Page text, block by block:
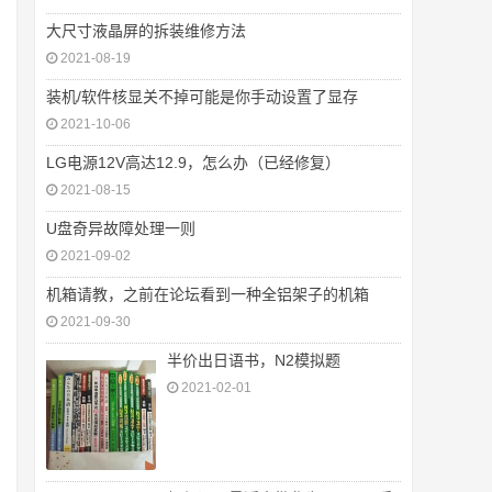
大尺寸液晶屏的拆装维修方法
2021-08-19
装机/软件核显关不掉可能是你手动设置了显存
2021-10-06
LG电源12V高达12.9，怎么办（已经修复）
2021-08-15
U盘奇异故障处理一则
2021-09-02
机箱请教，之前在论坛看到一种全铝架子的机箱
2021-09-30
半价出日语书，N2模拟题
2021-02-01